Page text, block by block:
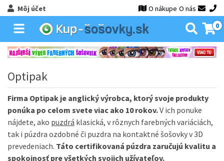
Môj účet O nákupe O nás
0
Optipak
Firma Optipak je anglický výrobca, ktorý svoje produkty
ponúka po celom svete viac ako 10 rokov.V ich ponuke
nájdete, ako puzdrá klasická, v rôznych farebných variáciách,
tak i púzdra ozdobné či puzdra na kontaktné šošovky v 3D
prevedeniach. Táto certifikovaná púzdra zaručujú kvalitu a
spokojnosť pre všetkých svojich užívateľov.